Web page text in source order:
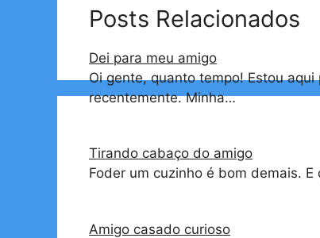
Posts Relacionados
Dei para meu amigo
Oi gente, quanto tempo! Estou
recentemente. Minha…
Tirando cabaço do amigo
Foder um cuzinho é bom demais.
Amigo casado curioso